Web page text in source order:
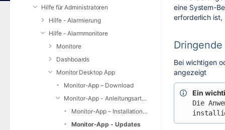
Hilfe für Administratoren
Hilfe - Alarmierung
Hilfe - Alarmmonitore
Monitore
Dashboards
Monitor Desktop App
Monitor-App – Download
Monitor-App - Anleitungsartikel zur Monitor App
Monitor-App – Installationshinweise
Monitor-App - Updates
eine System-
erforderlich ist,
Bei wichtigen
angezeigt
Ein
Die